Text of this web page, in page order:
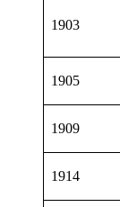
1903
1905
1909
1914